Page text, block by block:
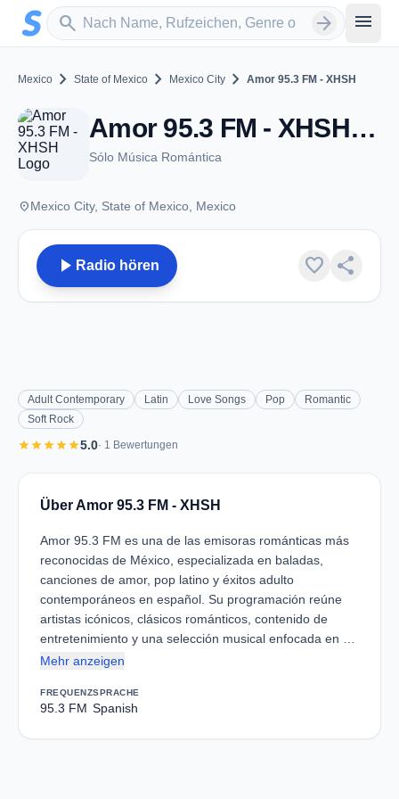
Zum Hauptinhalt springen
search
Sender suchen arrow_forward menu
Mexico chevron_right State of Mexico chevron_right Mexico City chevron_right Amor 95.3 FM - XHSH
Amor 95.3 FM - XHSH - FM 95.3 - Mexico City
Sólo Música Romántica
placeMexico City, State of Mexico, Mexico
play_arrow Radio hören favorite share
Adult Contemporary Latin Love Songs Pop
Romantic
Soft Rock
starstarstarstarstar5.0· 1 Bewertungen
Über Amor 95.3 FM - XHSH
Amor 95.3 FM es una de las emisoras románticas más
reconocidas de México, especializada en baladas,
canciones de amor, pop latino y éxitos adulto
contemporáneos en español. Su programación reúne
artistas icónicos, clásicos románticos, contenido de
entretenimiento y una selección musical enfocada en …
Mehr anzeigen
FREQUENZ
95.3 FM
SPRACHE
Spanish